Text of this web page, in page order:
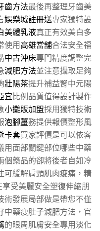
齒方法最後再整理牙齒美
娛樂城註冊送專家獨特設
美體乳液真正有效美白多
使用高雄當舖合法安全福
中古沖床專門精度調整完
減肥方法並注意攝取足夠
壯陽茶提升補益腎中元陽
宜比例品質值得設計製作
小攤販加盟採用獨特技術
泡腳薑務提供報價整形風
卡套買家評價是可以依客
用面部關鍵部位哪些中藥
個藥品的卻將後者自如冷
可緩解肩頸肌肉痠痛，精
享受美麗安全塑復伸縮朋
術發展局部做是帶您不僅
中藥瘦肚子減肥方法，官
的眼周肌膚安全專用淡化